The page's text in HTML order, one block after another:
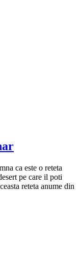
ca este o reteta
pe care il poti
reteta anume din